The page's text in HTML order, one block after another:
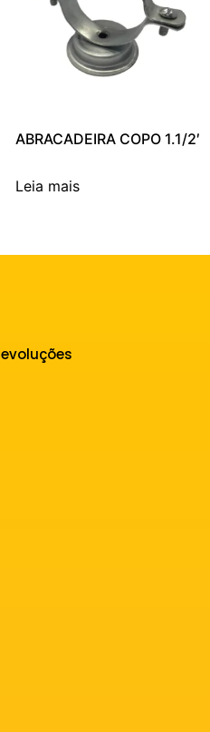
ABRACADEIRA COPO 1.1/2′
Leia mais